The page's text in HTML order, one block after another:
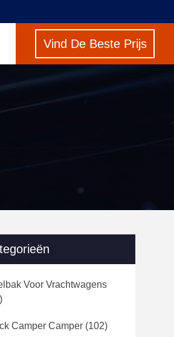
Vind De Beste Prijs
Voor Vrachtwagens
Camper Camper (102)